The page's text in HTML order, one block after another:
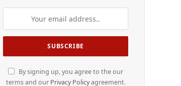
By signing up, you agree to the our
terms and our Privacy Policyagreement.